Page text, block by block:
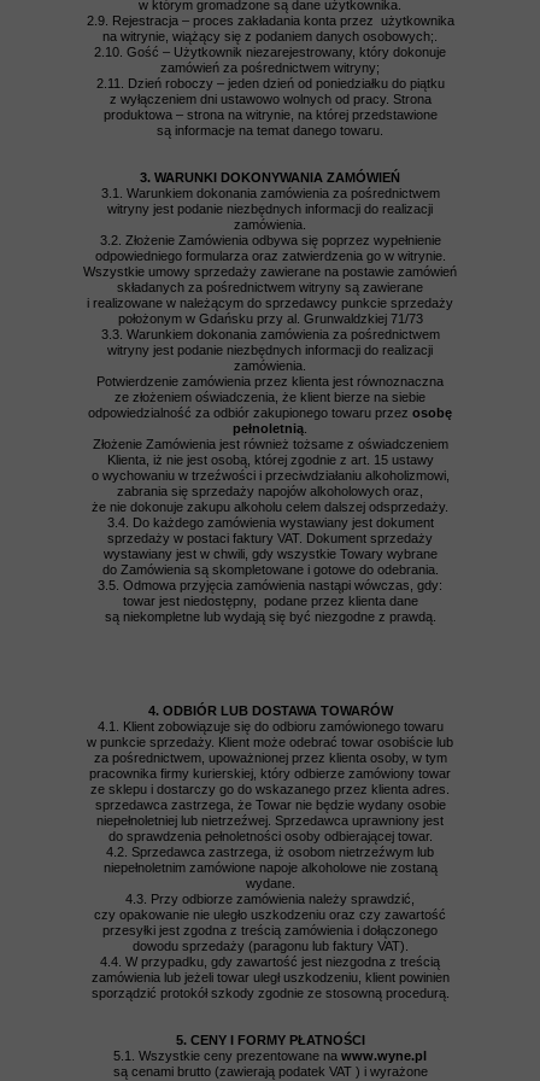
w którym gromadzone są dane użytkownika.
2.9. Rejestracja – proces zakładania konta przez użytkownika
na witrynie, wiążący się z podaniem danych osobowych;.
2.10. Gość – Użytkownik niezarejestrowany, który dokonuje
zamówień za pośrednictwem witryny;
2.11. Dzień roboczy – jeden dzień od poniedziałku do piątku
z wyłączeniem dni ustawowo wolnych od pracy. Strona
produktowa – strona na witrynie, na której przedstawione
są informacje na temat danego towaru.
3. WARUNKI DOKONYWANIA ZAMÓWIEŃ
3.1. Warunkiem dokonania zamówienia za pośrednictwem
witryny jest podanie niezbędnych informacji do realizacji
zamówienia.
3.2. Złożenie Zamówienia odbywa się poprzez wypełnienie
odpowiedniego formularza oraz zatwierdzenia go w witrynie.
Wszystkie umowy sprzedaży zawierane na postawie zamówień
składanych za pośrednictwem witryny są zawierane
i realizowane w należącym do sprzedawcy punkcie sprzedaży
położonym w Gdańsku przy al. Grunwaldzkiej 71/73
3.3. Warunkiem dokonania zamówienia za pośrednictwem
witryny jest podanie niezbędnych informacji do realizacji
zamówienia.
Potwierdzenie zamówienia przez klienta jest równoznaczna
ze złożeniem oświadczenia, że klient bierze na siebie
odpowiedzialność za odbiór zakupionego towaru przez osobę
pełnoletnią
Złożenie Zamówienia jest również tożsame z oświadczeniem
Klienta, iż nie jest osobą, której zgodnie z art. 15 ustawy
o wychowaniu w trzeźwości i przeciwdziałaniu alkoholizmowi,
zabrania się sprzedaży napojów alkoholowych oraz,
że nie dokonuje zakupu alkoholu celem dalszej odsprzedaży.
3.4. Do każdego zamówienia wystawiany jest dokument
sprzedaży w postaci faktury VAT. Dokument sprzedaży
wystawiany jest w chwili, gdy wszystkie Towary wybrane
do Zamówienia są skompletowane i gotowe do odebrania.
3.5. Odmowa przyjęcia zamówienia nastąpi wówczas, gdy:
towar jest niedostępny, podane przez klienta dane
są niekompletne lub wydają się być niezgodne z prawdą.
4. ODBIÓR LUB DOSTAWA TOWARÓW
4.1. Klient zobowiązuje się do odbioru zamówionego towaru
w punkcie sprzedaży. Klient może odebrać towar osobiście lub
za pośrednictwem, upoważnionej przez klienta osoby, w tym
pracownika firmy kurierskiej, który odbierze zamówiony towar
ze sklepu i dostarczy go do wskazanego przez klienta adres.
sprzedawca zastrzega, że Towar nie będzie wydany osobie
niepełnoletniej lub nietrzeźwej. Sprzedawca uprawniony jest
do sprawdzenia pełnoletności osoby odbierającej towar.
4.2. Sprzedawca zastrzega, iż osobom nietrzeźwym lub
niepełnoletnim zamówione napoje alkoholowe nie zostaną
wydane.
4.3. Przy odbiorze zamówienia należy sprawdzić,
czy opakowanie nie uległo uszkodzeniu oraz czy zawartość
przesyłki jest zgodna z treścią zamówienia i dołączonego
dowodu sprzedaży (paragonu lub faktury VAT).
4.4. W przypadku, gdy zawartość jest niezgodna z treścią
zamówienia lub jeżeli towar uległ uszkodzeniu, klient powinien
sporządzić protokół szkody zgodnie ze stosowną procedurą.
5. CENY I FORMY PŁATNOŚCI
5.1. Wszystkie ceny prezentowane na www.wyne.pl
są cenami brutto (zawierają podatek VAT ) i wyrażone